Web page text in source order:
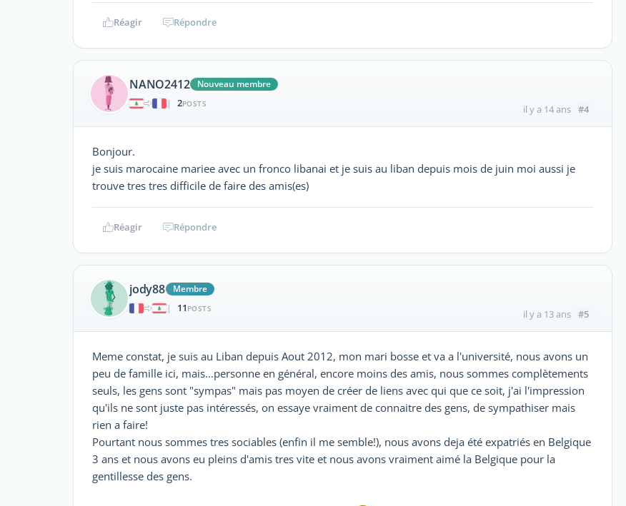
Réagir Répondre
NANO2412
Nouveau membre
|
2POSTS il y a 14 ans #4
Bonjour.
je suis marocaine mariee avec un fronco libanai et je suis au liban depuis mois de juin moi aussi je
trouve tres tres difficile de faire des amis(es)
Réagir Répondre
jody88
Membre
|
11 POSTS il y a 13 ans #5
Meme constat, je suis au Liban depuis Aout 2012, mon mari bosse et va a l'université, nous avons un
peu de famille ici, mais...personne en général, encore moins des amis, nous sommes complètements
seuls, les gens sont "sympas" mais pas moyen de créer de liens avec qui que ce soit, j'ai l'impression
qu'ils ne sont juste pas intéressés, on essaye vraiment de connaitre des gens, de sympathiser mais
rien a faire!
Pourtant nous sommes tres sociables (enfin il me semble!), nous avons deja été expatriés en Belgique
3 ans et nous avons eu pleins d'amis tres vite et nous avons vraiment aimé la Belgique pour la
gentillesse des gens.